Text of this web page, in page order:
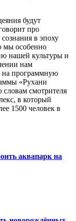
будут
про
в эпоху
мы особенно
нашей культуры и
нам
на программную
«Рухани
смотрителя
в который
1500 человек в
аквапарк на